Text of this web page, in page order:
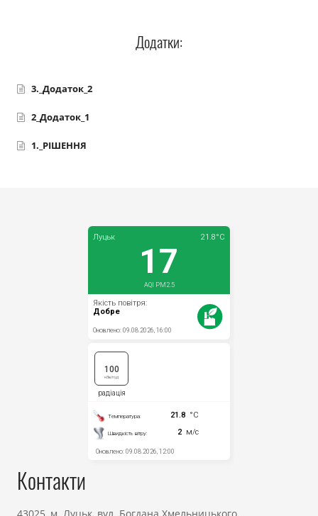
Додатки:
3._Додаток_2
2_Додаток_1
1._РІШЕННЯ
Контакти